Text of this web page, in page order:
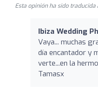
Esta opinión ha sido
Ibiza Wedding
Vaya... muchas
día encantador y
verte...en la
Tamasx